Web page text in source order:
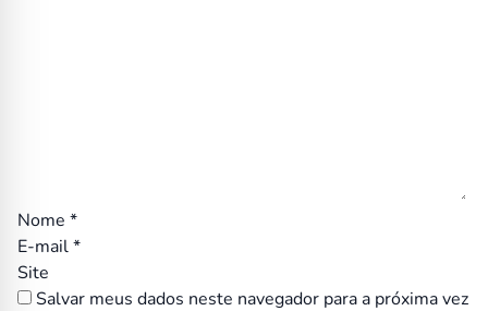
Nome *
E-mail*
Site
Salvar meus dados neste navegador para a próxima vez